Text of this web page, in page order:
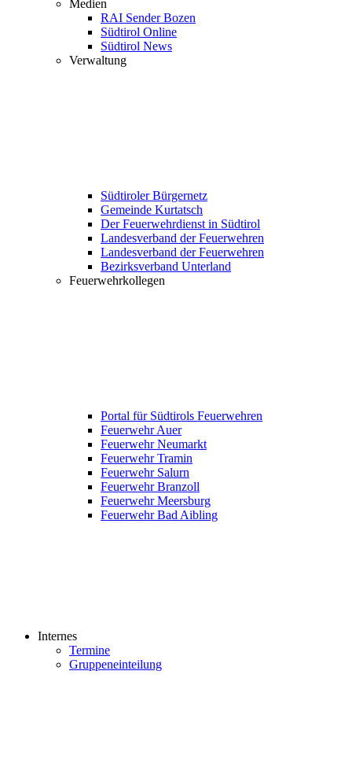
Medien
RAI Sender Bozen
Südtirol Online
Südtirol News
Verwaltung
Südtiroler Bürgernetz
Gemeinde Kurtatsch
Der Feuerwehrdienst in Südtirol
Landesverband der Feuerwehren
Landesverband der Feuerwehren
Bezirksverband Unterland
Feuerwehrkollegen
Portal für Südtirols Feuerwehren
Feuerwehr Auer
Feuerwehr Neumarkt
Feuerwehr Tramin
Feuerwehr Salurn
Feuerwehr Branzoll
Feuerwehr Meersburg
Feuerwehr Bad Aibling
Internes
Termine
Gruppeneinteilung